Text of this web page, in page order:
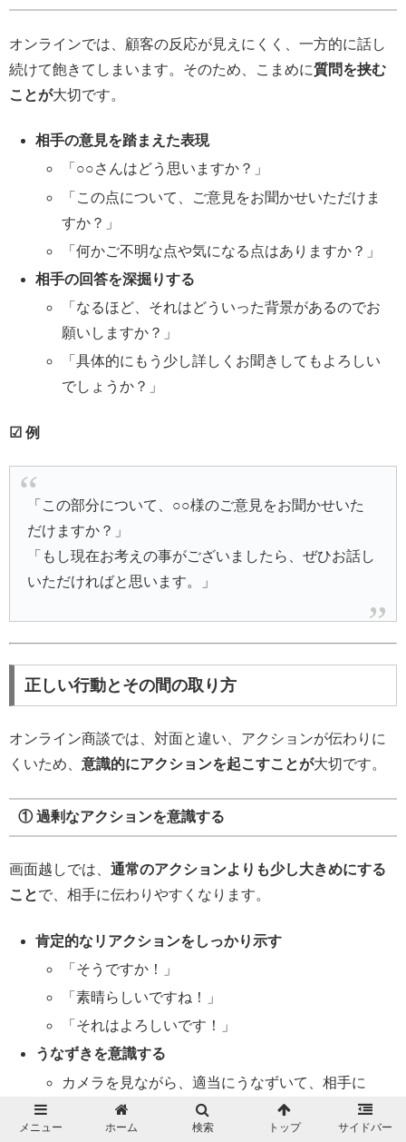
オンラインでは、顧客の反応が見えにくく、一方的に話し
続けて飽きてしまいます。そのため、こまめに質問を挟む
ことが大切です。
相手の意見を踏まえた表現
「○○さんはどう思いますか？」
「この点について、ご意見をお聞かせいただけま
すか？」
「何かご不明な点や気になる点はありますか？」
相手の回答を深掘りする
「なるほど、それはどういった背景があるのでお
願いしますか？」
「具体的にもう少し詳しくお聞きしてもよろしい
でしょうか？」
☑ 例
「この部分について、○○様のご意見をお聞かせいた
だけますか？」
「もし現在お考えの事がございましたら、ぜひお話し
いただければと思います。」
正しい行動とその間の取り方
オンライン商談では、対面と違い、アクションが伝わりに
くいため、 意識的にアクションを起こすことが大切です。
① 過剰なアクションを意識する
画面越しでは、 通常のアクションよりも少し大きめにする
ことで、相手に伝わりやすくなります。
肯定的なリアクションをしっかり示す
「そうですか！」
「素晴らしいですね！」
「それはよろしいです！」
うなずきを意識する
カメラを見ながら、適当にうなずいて、相手に
「話を聞いている」と伝わる
メニュー ホーム 検索 トップ サイドバー